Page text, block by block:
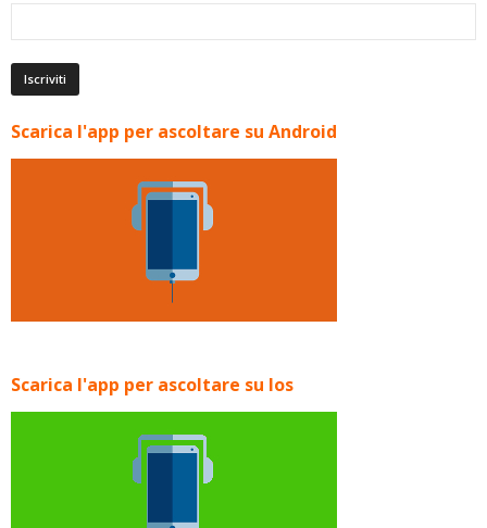
Scarica l'app per ascoltare su Android
Scarica l'app per ascoltare su Ios